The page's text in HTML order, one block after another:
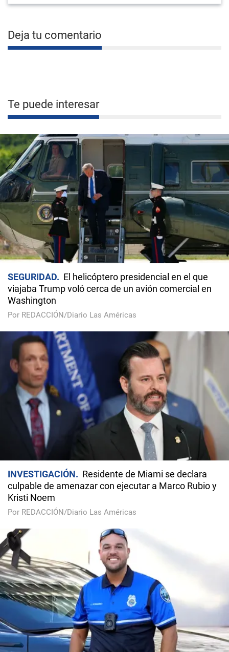
Deja tu comentario
Te puede interesar
SEGURIDAD
El helicóptero presidencial en el que
viajaba Trump voló cerca de un avión comercial en
Washington
Por REDACCIÓN/Diario Las Américas
INVESTIGACIÓN
Residente de Miami se declara
culpable de amenazar con ejecutar a Marco Rubio y
Kristi Noem
Por REDACCIÓN/Diario Las Américas